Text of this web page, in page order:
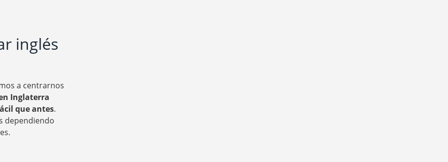
inglés
a centrarnos
Inglaterra
que antes.
dependiendo